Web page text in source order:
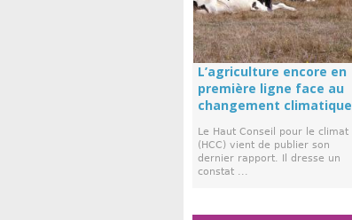
L’agriculture encore en
première ligne face au
changement climatique
Le Haut Conseil pour le climat
(HCC) vient de publier son
dernier rapport. Il dresse un
constat ...